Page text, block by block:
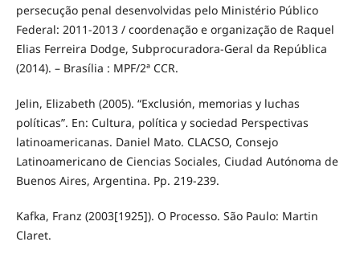
persecução penal desenvolvidas pelo Ministério Público
Federal: 2011-2013 / coordenação e organização de Raquel
Elias Ferreira Dodge, Subprocuradora-Geral da República
(2014). – Brasília : MPF/2ª CCR.
Jelin, Elizabeth (2005). “Exclusión, memorias y luchas
políticas”. En: Cultura, política y sociedad Perspectivas
latinoamericanas. Daniel Mato. CLACSO, Consejo
Latinoamericano de Ciencias Sociales, Ciudad Autónoma de
Buenos Aires, Argentina. Pp. 219-239.
Kafka, Franz (2003[1925]). O Processo. São Paulo: Martin
Claret.